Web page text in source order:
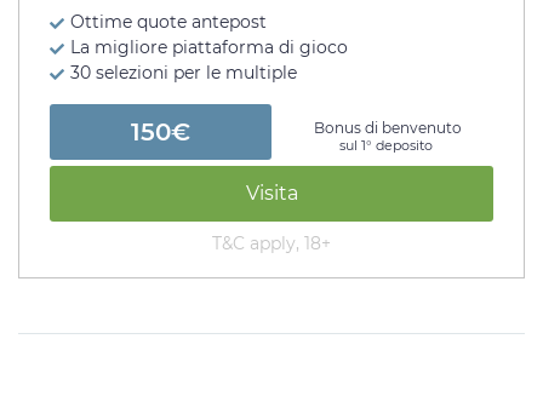
Ottime quote antepost
La migliore piattaforma di gioco
30 selezioni per le multiple
150€ Bonus di benvenuto
sul 1° deposito
Visita
T&C apply, 18+